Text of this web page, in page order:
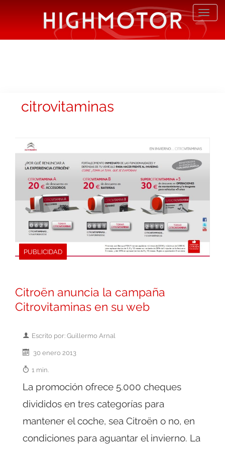
citrovitaminas
PUBLICIDAD
Citroën anuncia la campaña
Citrovitaminas en su web
Escrito por: Guillermo Arnal
30 enero 2013
1 min.
La promoción ofrece 5.000 cheques
divididos en tres categorías para
mantener el coche, sea Citroën o no, en
condiciones para aguantar el invierno. La